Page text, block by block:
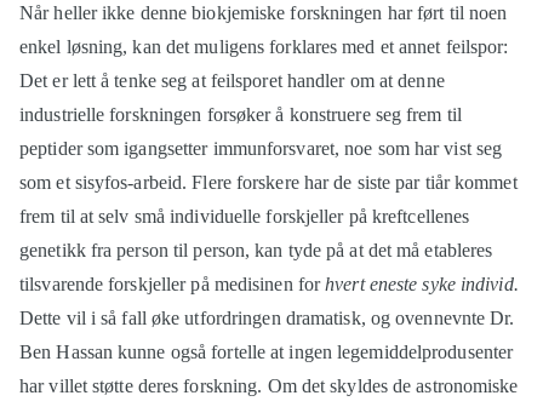
Når heller ikke denne biokjemiske forskningen har ført til noen
enkel løsning, kan det muligens forklares med et annet feilspor:
Det er lett å tenke seg at feilsporet handler om at denne
industrielle forskningen forsøker å konstruere seg frem til
peptider som igangsetter immunforsvaret, noe som har vist seg
som et sisyfos-arbeid. Flere forskere har de siste par tiår kommet
frem til at selv små individuelle forskjeller på kreftcellenes
genetikk fra person til person, kan tyde på at det må etableres
tilsvarende forskjeller på medisinen forhvert eneste syke individ.
Dette vil i så fall øke utfordringen dramatisk, og ovennevnte Dr.
Ben Hassan kunne også fortelle at ingen legemiddelprodusenter
har villet støtte deres forskning. Om det skyldes de astronomiske